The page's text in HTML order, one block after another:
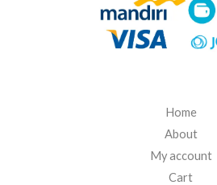
Home
About
My account
Cart